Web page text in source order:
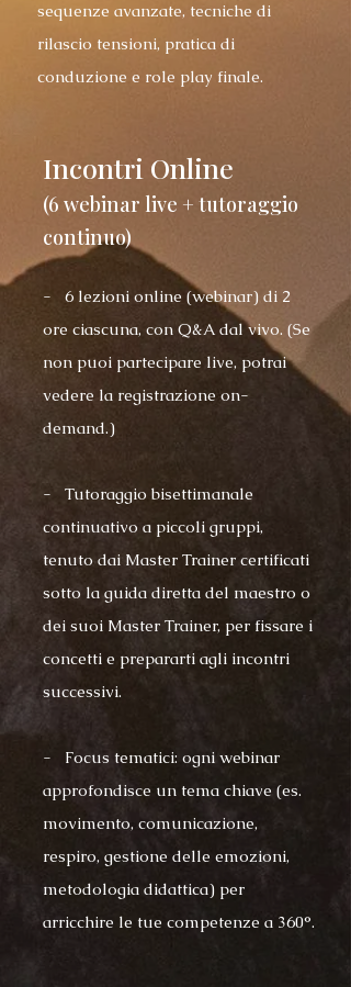
sequenze avanzate, tecniche di
rilascio tensioni, pratica di
conduzione e role play finale.
Incontri Online
(6 webinar live + tutoraggio
continuo)
- 6 lezioni online (webinar) di 2
ore ciascuna, con Q&A dal vivo. (Se
non puoi partecipare live, potrai
vedere la registrazione on-
demand.)
- Tutoraggio bisettimanale
continuativo a piccoli gruppi,
tenuto dai Master Trainer certificati
sotto la guida diretta del maestro o
dei suoi Master Trainer, per fissare i
concetti e prepararti agli incontri
successivi.
- Focus tematici: ogni webinar
approfondisce un tema chiave (es.
movimento, comunicazione,
respiro, gestione delle emozioni,
metodologia didattica) per
arricchire le tue competenze a 360°.